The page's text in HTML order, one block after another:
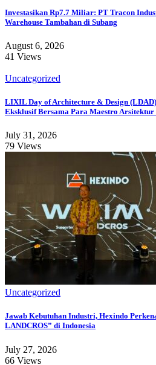
Investasikan Rp7.7 Miliar: PT Tracon
Warehouse Tambahan di Subang
August 6, 2026
41 Views
Uncategorized
LIXIL Day of Architecture & Design
Eksklusif Bersama Para Maestro Arsitektur
July 31, 2026
79 Views
Uncategorized
Jawab Kebutuhan Industri, Hexindo
LANDCROS” di Indonesia
July 27, 2026
66 Views